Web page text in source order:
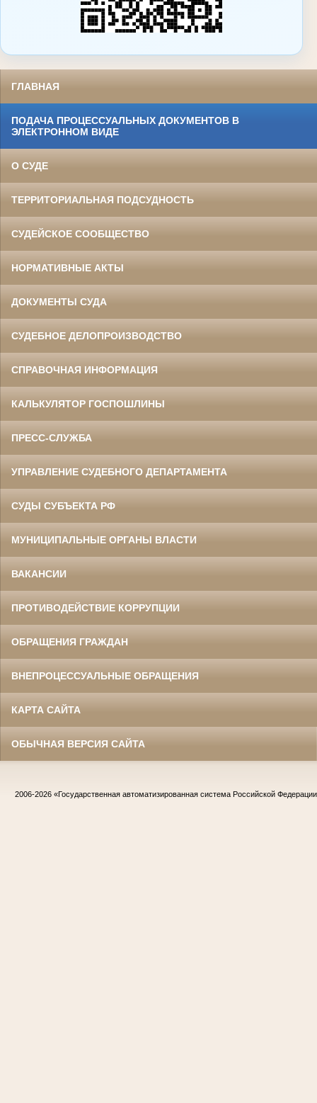
ГЛАВНАЯ
ПОДАЧА ПРОЦЕССУАЛЬНЫХ ДОКУМЕНТОВ В
ЭЛЕКТРОННОМ ВИДЕ
О СУДЕ
ТЕРРИТОРИАЛЬНАЯ ПОДСУДНОСТЬ
СУДЕЙСКОЕ СООБЩЕСТВО
НОРМАТИВНЫЕ АКТЫ
ДОКУМЕНТЫ СУДА
СУДЕБНОЕ ДЕЛОПРОИЗВОДСТВО
СПРАВОЧНАЯ ИНФОРМАЦИЯ
КАЛЬКУЛЯТОР ГОСПОШЛИНЫ
ПРЕСС-СЛУЖБА
УПРАВЛЕНИЕ СУДЕБНОГО ДЕПАРТАМЕНТА
СУДЫ СУБЪЕКТА РФ
МУНИЦИПАЛЬНЫЕ ОРГАНЫ ВЛАСТИ
ВАКАНСИИ
ПРОТИВОДЕЙСТВИЕ КОРРУПЦИИ
ОБРАЩЕНИЯ ГРАЖДАН
ВНЕПРОЦЕССУАЛЬНЫЕ ОБРАЩЕНИЯ
КАРТА САЙТА
ОБЫЧНАЯ ВЕРСИЯ САЙТА
2006-2026 «Государственная автоматизированная система Российской